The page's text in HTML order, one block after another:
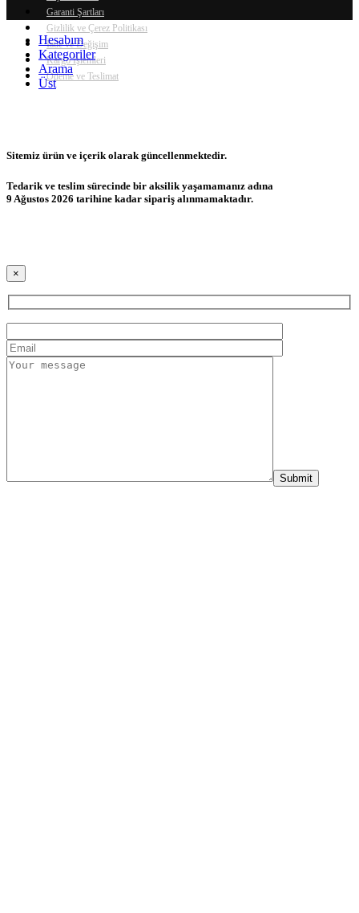
Garanti Şartları
Gizlilik ve Çerez Politikası
İade ve Değişim
Kargo İşlemleri
Ödeme ve Teslimat
Hesabım
Kategoriler
Arama
Üst
Sitemiz ürün ve içerik olarak güncellenmektedir.
Tedarik ve teslim sürecinde bir aksilik yaşamamanız adına
9 Ağustos 2026 tarihine kadar sipariş alınmamaktadır.
×